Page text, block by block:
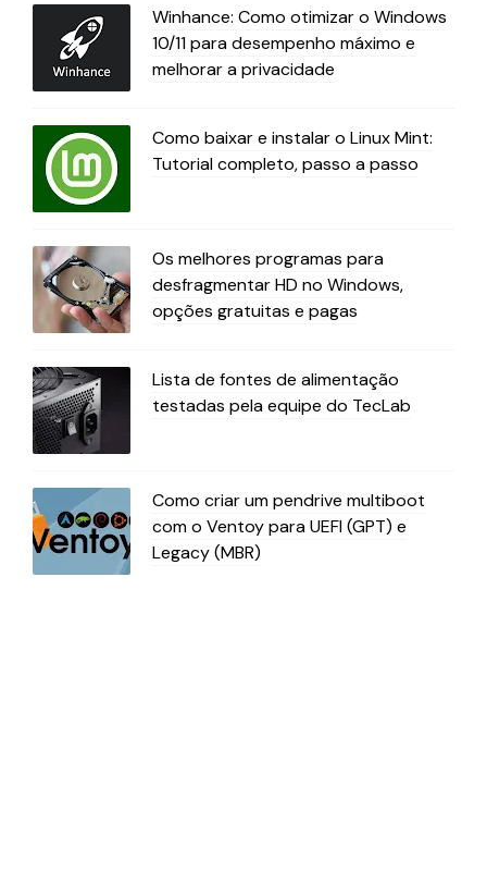
Winhance: Como otimizar o Windows
10/11 para desempenho máximo e
melhorar a privacidade
Como baixar e instalar o Linux Mint:
Tutorial completo, passo a passo
Os melhores programas para
desfragmentar HD no Windows,
opções gratuitas e pagas
Lista de fontes de alimentação
testadas pela equipe do TecLab
Como criar um pendrive multiboot
com o Ventoy para UEFI (GPT) e
Legacy (MBR)